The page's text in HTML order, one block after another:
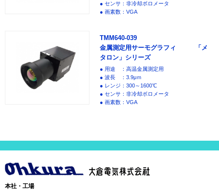
● センサ：非冷却ボロメータ
● 画素数：VGA
TMM640-039
金属測定用サーモグラフィ 「メ
タロン」シリーズ
● 用途 ：高温金属測定用
● 波長 ：3.9μｍ
● レンジ：300～1600℃
● センサ：非冷却ボロメータ
● 画素数：VGA
本社・工場